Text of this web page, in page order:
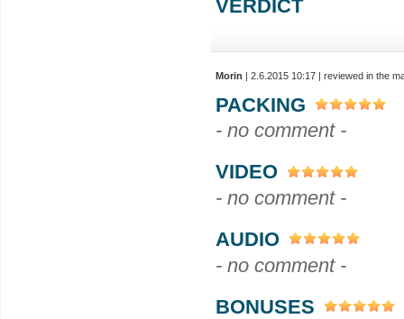
VERDICT
Morin | 2.6.2015 10:17 | reviewed in the
PACKING
- no comment -
VIDEO
- no comment -
AUDIO
- no comment -
BONUSES